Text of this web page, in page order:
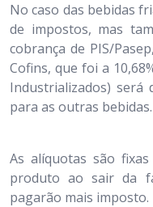
No caso das bebidas
de impostos, mas
cobrança de PIS/
Cofins, que foi a
Industrializados) será
para as outras bebidas.
As alíquotas são
produto ao sair da
pagarão mais imposto.